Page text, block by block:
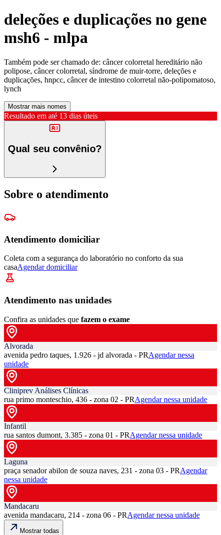
deleções e duplicações no gene
msh6 - mlpa
Também pode ser chamado de: câncer colorretal hereditário não
polipose, câncer colorretal, síndrome de muir-torre, deleções e
duplicações, hnpcc, câncer de intestino colorretal não-polipomatoso,
lynch
Mostrar mais nomes
Resultado em até 13 dias úteis
Qual seu convênio?
Sobre o atendimento
Atendimento domiciliar
Coleta com a segurança do laboratório no conforto da sua
casaAgendar domiciliar
Atendimento nas unidades
Confira as unidades que fazem o exame
Alvorada
avenida pedro taques, 1.926 - jd alvorada - PRAgendar nessa
unidade
Cliniprev Análises Clínicas
rua primo monteschio, 436 - zona 02 - PRAgendar nessa unidade
Infantil
rua santos dumont, 3.385 - zona 01 - PRAgendar nessa unidade
Laguna
praça senador abilon de souza naves, 231 - zona 03 - PRAgendar
nessa unidade
Mandacaru
avenida mandacaru, 214 - zona 06 - PRAgendar nessa unidade
Mostrar todas